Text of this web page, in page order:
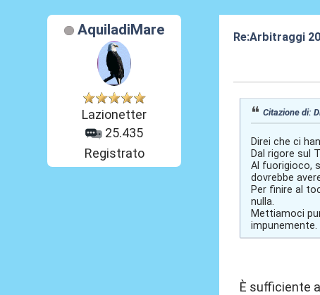
AquiladiMare
Lazionetter
25.435
Registrato
Re:Arbitraggi
Citazione di:
Direi che ci
Dal rigore sul
Al fuorigioco,
dovrebbe
Per finire al
nulla.
Mettiamoci
impunemente.
È sufficiente